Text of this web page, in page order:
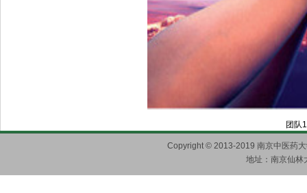
团队
Copyright © 2013-2019 南京中医药
地址：南京仙林